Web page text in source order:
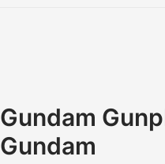
Gundam
Gundam